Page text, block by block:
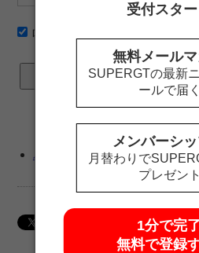
ログイン情報を記憶
パスワードをお忘れですか ?
受付スター
無料メール
SUPERGTの最新
ールで届
メンバーシ
月替わりで
プレゼン
1分で完
無料で登録